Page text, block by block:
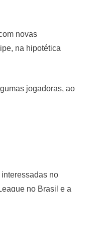
novas
na hipotética
jogadoras, ao
no
no Brasil e a